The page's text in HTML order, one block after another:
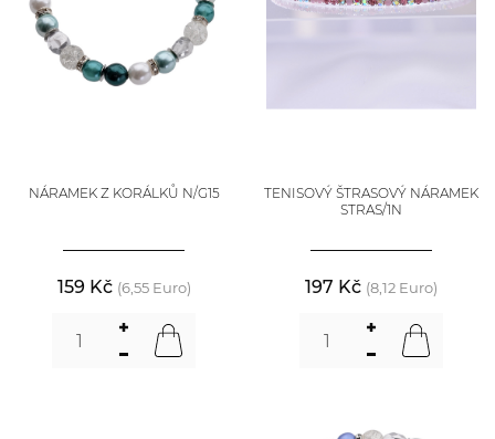
NÁRAMEK Z KORÁLKŮ N/G15
159 Kč (6,55 Euro)
TENISOVÝ ŠTRASOVÝ NÁRAMEK
STRAS/1N
197 Kč (8,12 Euro)